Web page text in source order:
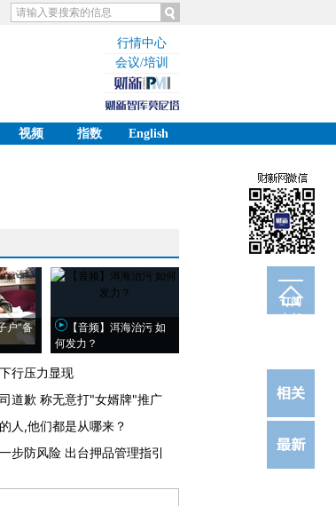
行情中心
会议/培训
视频 指数
English
订阅
电邮
户”备
【音频】洱海治污 如
何发力？
行压力显现
道歉 称无意打"女婿牌"推广
人,他们都是从哪来？
步防风险 出台押品管理指引